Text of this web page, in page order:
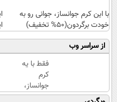
با این کرم جوانساز، جوانی رو به
خودت برگردون(50% تخفیف)
از سراسر وب
فقط با یه
کرم
جوانساز،
پیری رو از